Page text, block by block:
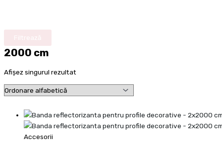
2000 cm
Afișez singurul rezultat
Accesorii